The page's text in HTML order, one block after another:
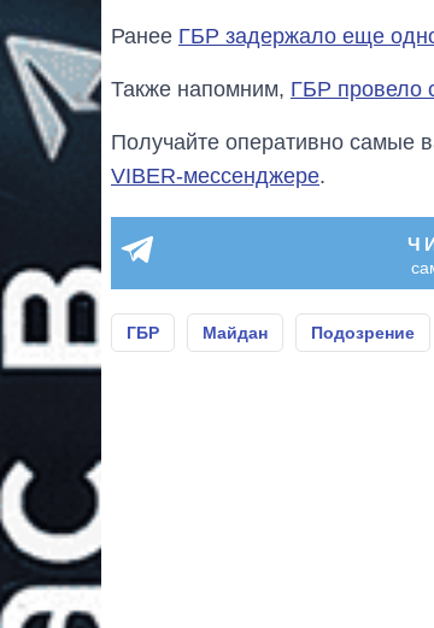
Ранее ГБР задержало еще
Также напомним, ГБР провело
Получайте оперативно самые
VIBER-мессенджере.
ГБР Майдан Подозрение